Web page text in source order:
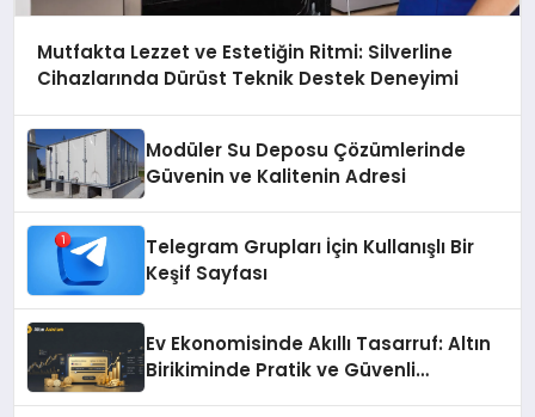
Mutfakta Lezzet ve Estetiğin Ritmi: Silverline
Cihazlarında Dürüst Teknik Destek Deneyimi
Modüler Su Deposu Çözümlerinde
Güvenin ve Kalitenin Adresi
Telegram Grupları İçin Kullanışlı Bir
Keşif Sayfası
Ev Ekonomisinde Akıllı Tasarruf: Altın
Birikiminde Pratik ve Güvenli